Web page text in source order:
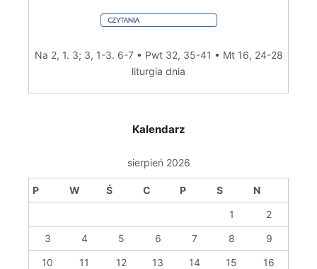
Na 2, 1. 3; 3, 1-3. 6-7 • Pwt 32, 35-41 • Mt 16, 24-28
liturgia dnia
Kalendarz
sierpień 2026
P W Ś C P S
N
1
2
3
4 5 6 7 8
9
10
11 12 13 14 15
16